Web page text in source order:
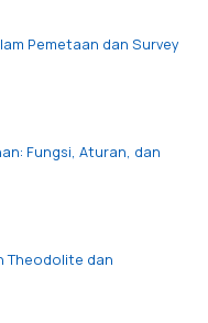
Pemetaan dan Survey
Fungsi, Aturan, dan
Theodolite dan